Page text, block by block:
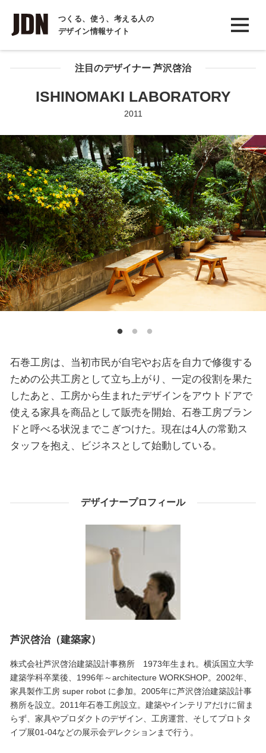
つくる、使う、考える人の
デザイン情報サイト
INTERVIEW
インタビュー
REPORT注目のデザイナー 芦沢啓治
ISHINOMAKI LABORATORY
2011
石巻工房は、当初市民が自宅やお店を自力で修復する
ための公共工房として立ち上がり、一定の役割を果た
したあと、工房から生まれたデザインをアウトドアで
使える家具を商品として販売を開始、石巻工房ブラン
ドと呼べる状況までこぎつけた。現在は4人の常勤ス
タッフを抱え、ビジネスとして始動している。
デザイナープロフィール
芦沢啓治（建築家）
株式会社芦沢啓治建築設計事務所 1973年生まれ。横浜国立大学
建築学科卒業後、1996年～architecture WORKSHOP。2002年、
家具製作工房 super robot に参加。2005年に芦沢啓治建築設計事
務所を設立。2011年石巻工房設立。建築やインテリアだけに留ま
らず、家具やプロダクトのデザイン、工房運営、そしてプロトタ
イプ展01-04などの展示会デレクションまで行う。